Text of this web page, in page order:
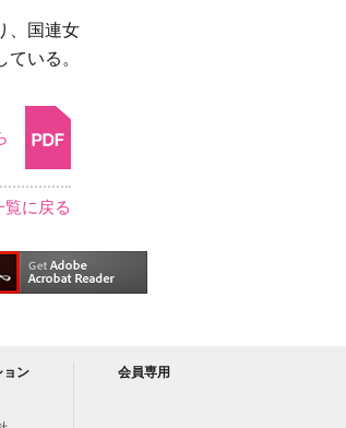
、国連女
いる。
覧に戻る
ョン 会員専用